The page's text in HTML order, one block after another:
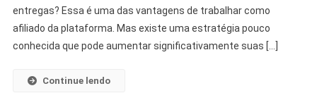
entregas? Essa é uma das vantagens de trabalhar como
afiliado da plataforma. Mas existe uma estratégia pouco
conhecida que pode aumentar significativamente suas […]
Continue lendo